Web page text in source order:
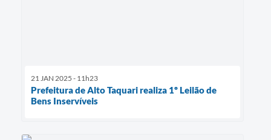
21 JAN 2025 - 11h23
Prefeitura de Alto Taquari realiza 1º Leilão de
Bens Inservíveis